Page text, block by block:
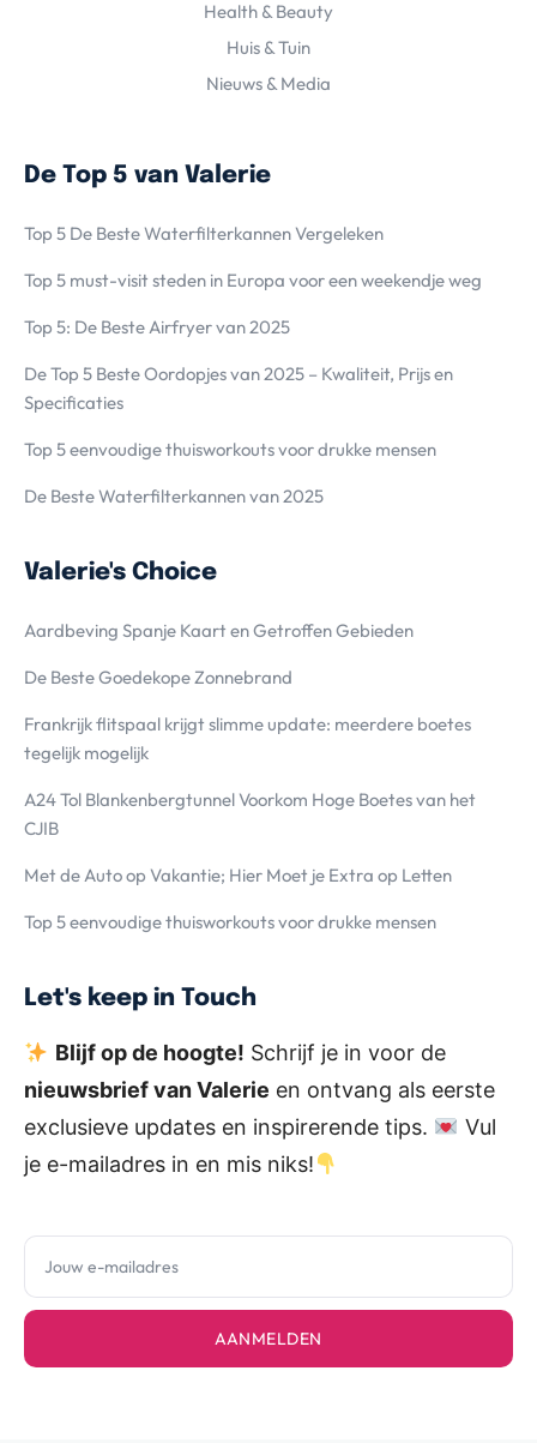
Health & Beauty
Huis & Tuin
Nieuws & Media
De Top 5 van Valerie
Top 5 De Beste Waterfilterkannen Vergeleken
Top 5 must-visit steden in Europa voor een weekendje weg
Top 5: De Beste Airfryer van 2025
De Top 5 Beste Oordopjes van 2025 – Kwaliteit, Prijs en
Specificaties
Top 5 eenvoudige thuisworkouts voor drukke mensen
De Beste Waterfilterkannen van 2025
Valerie's Choice
Aardbeving Spanje Kaart en Getroffen Gebieden
De Beste Goedekope Zonnebrand
Frankrijk flitspaal krijgt slimme update: meerdere boetes
tegelijk mogelijk
A24 Tol Blankenbergtunnel Voorkom Hoge Boetes van het
CJIB
Met de Auto op Vakantie; Hier Moet je Extra op Letten
Top 5 eenvoudige thuisworkouts voor drukke mensen
Let's keep in Touch
Blijf op de hoogte! Schrijf je in voor de
nieuwsbrief van Valerie en ontvang als eerste
exclusieve updates en inspirerende tips.
Vul
je e-mailadres in en mis niks!
AANMELDEN